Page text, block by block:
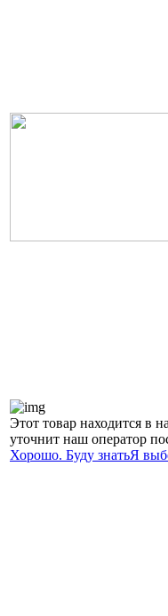
Этот товар находится в
уточнит наш оператор
Хорошо. Буду знатьЯ